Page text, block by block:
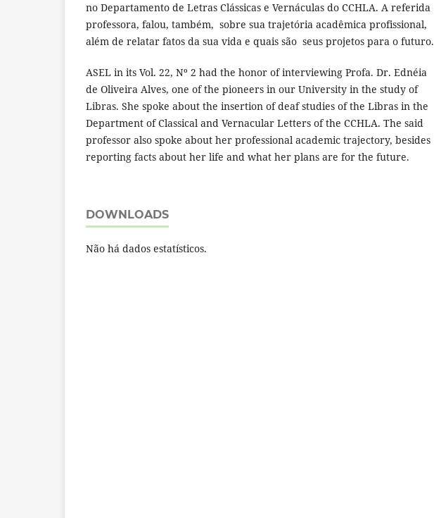
no Departamento de Letras Clássicas e Vernáculas do CCHLA. A referida
professora, falou, também, sobre sua trajetória acadêmica profissional,
além de relatar fatos da sua vida e quais são seus projetos para o futuro.
ASEL in its Vol. 22, Nº 2 had the honor of interviewing Profa. Dr. Ednéia
de Oliveira Alves, one of the pioneers in our University in the study of
Libras. She spoke about the insertion of deaf studies of the Libras in the
Department of Classical and Vernacular Letters of the CCHLA. The said
professor also spoke about her professional academic trajectory, besides
reporting facts about her life and what her plans are for the future.
DOWNLOADS
Não há dados estatísticos.